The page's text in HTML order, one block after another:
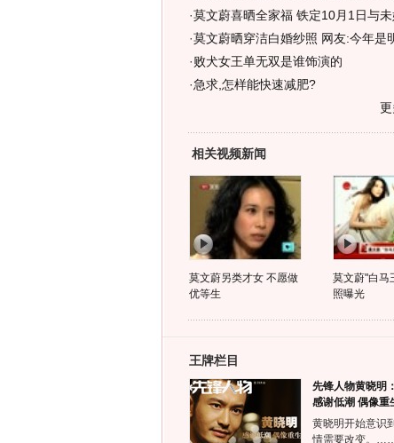
·莫文蔚喜晒全家福 铁定10月1日与
·莫文蔚晒穿洁白婚纱照 网友:今年是
·败犬女王单无双是谁饰演的
·急求,怎样能快速减肥?
相关视频新闻
莫文蔚另类才女 不愿做
优等生
莫文蔚"白马
照曝光
王牌栏目
先锋人物黄晓明：
感谢低潮 偶像重
黄晓明开始意识
情需要改变。